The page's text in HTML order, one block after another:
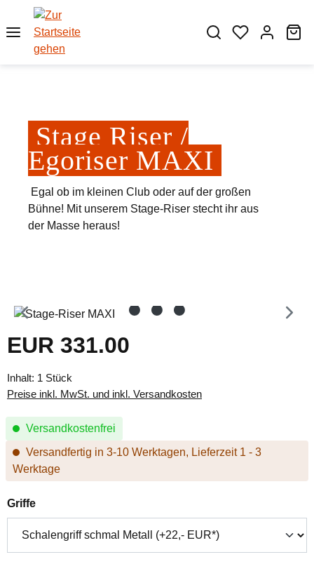
Zum Hauptinhalt springen
Stage Riser /
Egoriser MAXI
Egal ob im kleinen Club oder auf der großen
Bühne! Mit unserem Stage-Riser stecht ihr aus
der Masse heraus!
Bildergalerie überspringen
Regulärer Preis:
EUR 331.00
Inhalt: 1 Stück
Preise inkl. MwSt. und inkl. Versandkosten
Versandkostenfrei
Versandfertig in 3-10 Werktagen, Lieferzeit 1 - 3
Werktage
Griffeauswählen